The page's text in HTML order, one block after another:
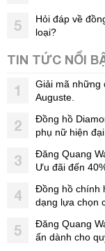
5
Hỏi đáp về
loại?
TIN TỨC NỔI
1
Giải mã những
Auguste.
2
Đồng hồ
phụ nữ hiện đại
3
Đăng Quang
Ưu đãi đến
4
Đồng hồ chính
dạng lựa chọn
5
Đăng Quang
ấn dành cho